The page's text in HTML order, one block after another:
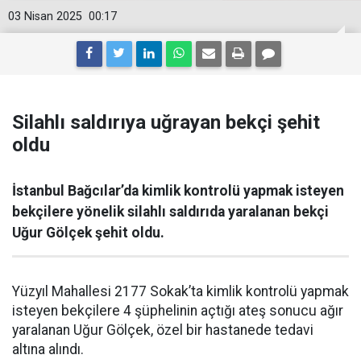
00:17
03 Nisan 2025
Silahlı saldırıya uğrayan bekçi şehit
oldu
İstanbul Bağcılar’da kimlik kontrolü yapmak isteyen
bekçilere yönelik silahlı saldırıda yaralanan bekçi
Uğur Gölçek şehit oldu.
Yüzyıl Mahallesi 2177 Sokak’ta kimlik kontrolü yapmak
isteyen bekçilere 4 şüphelinin açtığı ateş sonucu ağır
yaralanan Uğur Gölçek, özel bir hastanede tedavi
altına alındı.